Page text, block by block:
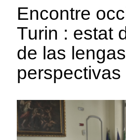
Encontre
Turin : estat
de las
perspectivas